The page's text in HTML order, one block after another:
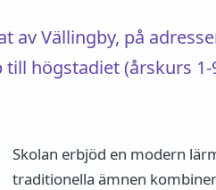
Vällingby, på
högstadiet (årskurs
Skolan erbjöd en modern
traditionella ämnen